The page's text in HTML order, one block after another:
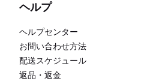
ヘルプ
ヘルプセンター
お問い合わせ方法
配送スケジュール
返品・返金